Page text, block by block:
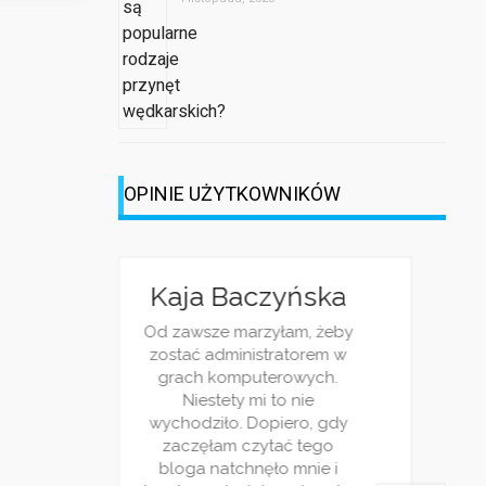
Michalina
Wisłocka
Serdcznie polecam ten
serwis! Znalazłam tutaj
bardzo wiele ciekawych
wpisów! Rozrywka to dobry
temat, lekki i poczytny! Na
prawdę trzymajcie ten
OPINIE UŻYTKOWNIKÓW
Kaja Baczyńska
Od zawsze marzyłam, żeby
zostać administratorem w
grach komputerowych.
Niestety mi to nie
wychodziło. Dopiero, gdy
zaczęłam czytać tego
bloga natchnęło mnie i